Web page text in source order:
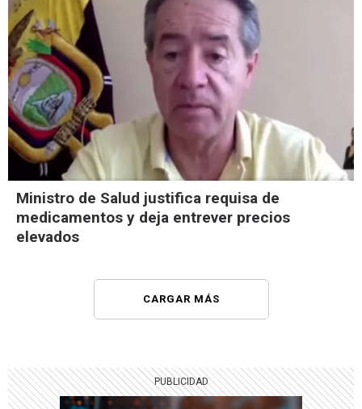
Ministro de Salud justifica requisa de
medicamentos y deja entrever precios
elevados
CARGAR MÁS